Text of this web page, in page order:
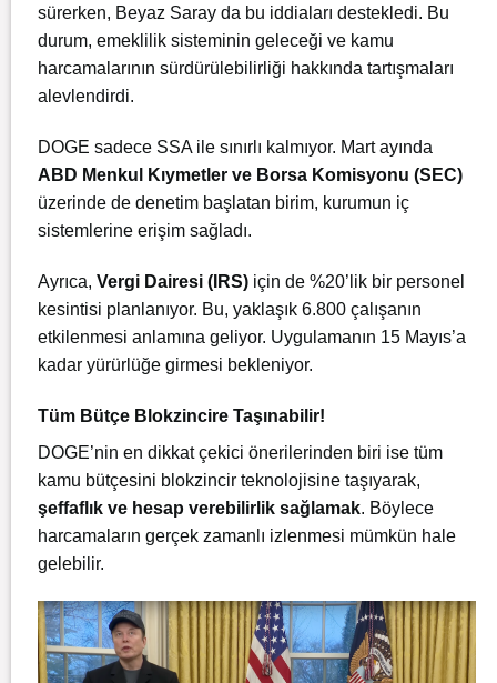
sürerken, Beyaz Saray da bu iddiaları destekledi. Bu
durum, emeklilik sisteminin geleceği ve kamu
harcamalarının sürdürülebilirliği hakkında tartışmaları
alevlendirdi.
DOGE sadece SSA ile sınırlı kalmıyor. Mart ayında
ABD Menkul Kıymetler ve Borsa Komisyonu (SEC)
üzerinde de denetim başlatan birim, kurumun iç
sistemlerine erişim sağladı.
Ayrıca, Vergi Dairesi (IRS) için de %20’lik bir personel
kesintisi planlanıyor. Bu, yaklaşık 6.800 çalışanın
etkilenmesi anlamına geliyor. Uygulamanın 15 Mayıs’a
kadar yürürlüğe girmesi bekleniyor.
Tüm Bütçe Blokzincire Taşınabilir!
DOGE’nin en dikkat çekici önerilerinden biri ise tüm
kamu bütçesini blokzincir teknolojisine taşıyarak,
şeffaflık ve hesap verebilirlik sağlamak. Böylece
harcamaların gerçek zamanlı izlenmesi mümkün hale
gelebilir.